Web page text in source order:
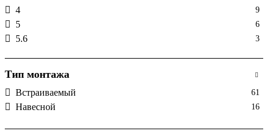
4
9
5 6
5.6 3
9 4
Тип монтажа
Встраиваемый 61
Навесной 16